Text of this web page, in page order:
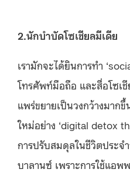
2.นักบำบัดโซเชียลมีเดีย
เรามักจะได้ยินการทำ
โทรศัพท์มือถือ และสื่อโซเ
แพร่ขยายเป็นวงกว้างมาก
ใหม่อย่าง ‘digital detox
การปรับสมดุลในชีวิตประจ
บาลานซ์ เพราะการใช้แอพ